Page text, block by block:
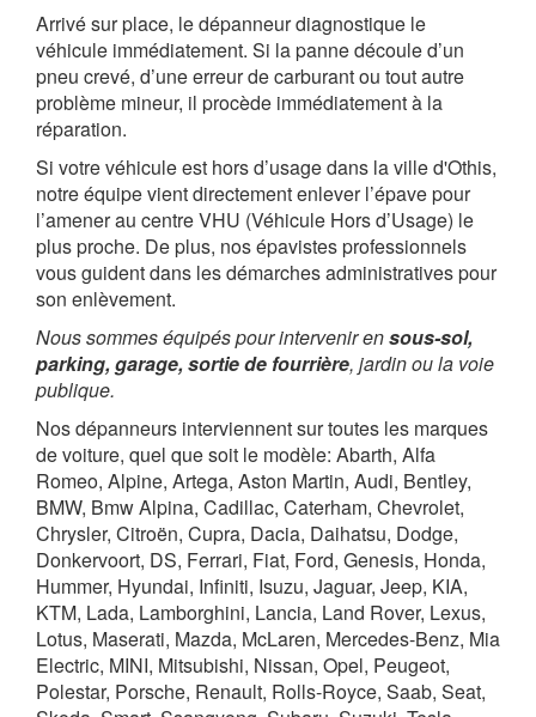
Arrivé sur place, le dépanneur diagnostique le
véhicule immédiatement. Si la panne découle d’un
pneu crevé, d’une erreur de carburant ou tout autre
problème mineur, il procède immédiatement à la
réparation.
Si votre véhicule est hors d’usage dans la ville d'Othis,
notre équipe vient directement enlever l’épave pour
l’amener au centre VHU (Véhicule Hors d’Usage) le
plus proche. De plus, nos épavistes professionnels
vous guident dans les démarches administratives pour
son enlèvement.
Nous sommes équipés pour intervenir ensous-sol,
parking, garage, sortie de fourrière, jardin ou la voie
publique.
Nos dépanneurs interviennent sur toutes les marques
de voiture, quel que soit le modèle: Abarth, Alfa
Romeo, Alpine, Artega, Aston Martin, Audi, Bentley,
BMW, Bmw Alpina, Cadillac, Caterham, Chevrolet,
Chrysler, Citroën, Cupra, Dacia, Daihatsu, Dodge,
Donkervoort, DS, Ferrari, Fiat, Ford, Genesis, Honda,
Hummer, Hyundai, Infiniti, Isuzu, Jaguar, Jeep, KIA,
KTM, Lada, Lamborghini, Lancia, Land Rover, Lexus,
Lotus, Maserati, Mazda, McLaren, Mercedes-Benz, Mia
Electric, MINI, Mitsubishi, Nissan, Opel, Peugeot,
Polestar, Porsche, Renault, Rolls-Royce, Saab, Seat,